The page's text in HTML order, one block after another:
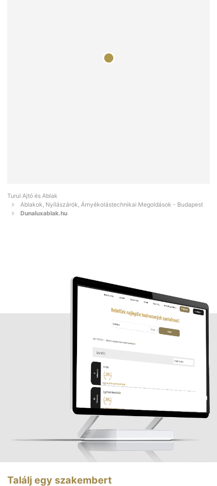
Turul Ajtó és Ablak
Ablakok, Nyílászárók, Árnyékolástechnikai Megoldások - Budapest
Dunaluxablak.hu
Találj egy szakembert